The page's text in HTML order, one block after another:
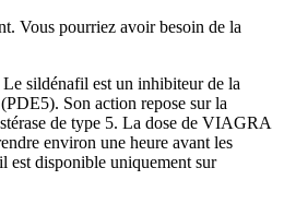
Vous pourriez avoir besoin de la
sildénafil est un inhibiteur de la
Son action repose sur la
de type 5. La dose de VIAGRA
environ une heure avant les
est disponible uniquement sur